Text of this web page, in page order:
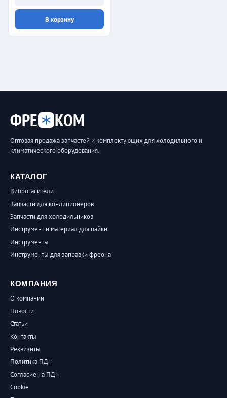
В корзину
ФРЕ КОМ
Оптовая продажа запчастей и комплектующих для холодильного и
климатического оборудования.
КАТАЛОГ
Виброгасители
Запчасти для кондиционеров
Запчасти для холодильников
Инструмент и материал для пайки
Инструменты
Инструменты для заправки фреона
КОМПАНИЯ
О компании
Новости
Статьи
Контакты
Реквизиты
Политика ПДн
Согласие на ПДн
Cookie